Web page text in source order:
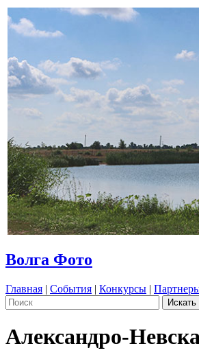
Волга Фото
Главная | События | Конкурсы |
Александро-